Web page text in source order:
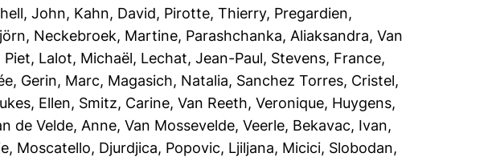
John, Kahn, David, Pirotte, Thierry, Pregardien,
, Neckebroek, Martine, Parashchanka, Aliaksandra,Van
Piet, Lalot, Michaël, Lechat, Jean-Paul, Stevens, France,
, Gerin, Marc, Magasich, Natalia, Sanchez Torres, Cristel,
Ellen, Smitz, Carine,Van Reeth, Veronique, Huygens,
de Velde, Anne,Van Mossevelde, Veerle, Bekavac, Ivan,
, Moscatello, Djurdjica, Popovic, Ljiljana, Micici, Slobodan,